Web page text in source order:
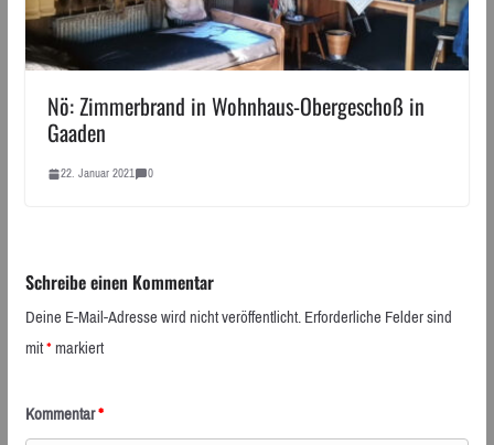
Nö: Zimmerbrand in Wohnhaus-Obergeschoß in
Gaaden
22. Januar 2021 0
Schreibe einen Kommentar
Deine E-Mail-Adresse wird nicht veröffentlicht.Erforderliche Felder sind
mit*markiert
Kommentar*